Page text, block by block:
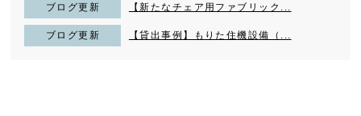
ブログ更新 【新たなチェア用ファブリック...
ブログ更新 【貸出事例】もりた住機設備（...